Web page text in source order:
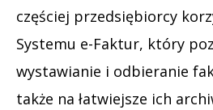
częściej przedsiębiorcy
Systemu e-Faktur, który
wystawianie i odbieranie
także na łatwiejsze ich